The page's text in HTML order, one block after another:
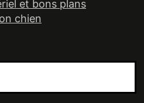
et bons plans
chien